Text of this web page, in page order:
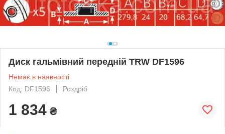
Диск гальмівний передній TRW DF1596
Немає в наявності
Код: DF1596
Роздріб
1 834 ₴